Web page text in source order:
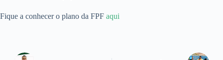
Fique a conhecer o plano da FPF aqui